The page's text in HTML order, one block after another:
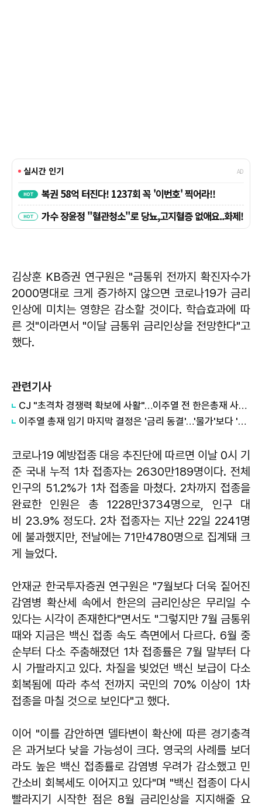
김상훈 KB증권 연구원은 "금통위 전까지 확진자수가
2000명대로 크게 증가하지 않으면 코로나19가 금리
인상에 미치는 영향은 감소할 것이다. 학습효과에 따
른 것"이라면서 "이달 금통위 금리인상을 전망한다"고
했다.
관련기사
CJ "초격차 경쟁력 확보에 사활"…이주열 전 한은총재 사외이사 선임
이주열 총재 임기 마지막 결정은 '금리 동결'…'물가'보다 '경기회복'에 초점
코로나19 예방접종 대응 추진단에 따르면 이날 0시 기
준 국내 누적 1차 접종자는 2630만189명이다. 전체
인구의 51.2%가 1차 접종을 마쳤다. 2차까지 접종을
완료한 인원은 총 1228만3734명으로, 인구 대
비 23.9% 정도다. 2차 접종자는 지난 22일 2241명
에 불과했지만, 전날에는 71만4780명으로 집계돼 크
게 늘었다.
안재균 한국투자증권 연구원은 "7월보다 더욱 짙어진
감염병 확산세 속에서 한은의 금리인상은 무리일 수
있다는 시각이 존재한다"면서도 "그렇지만 7월 금통위
때와 지금은 백신 접종 속도 측면에서 다르다. 6월 중
순부터 다소 주춤해졌던 1차 접종률은 7월 말부터 다
시 가팔라지고 있다. 차질을 빚었던 백신 보급이 다소
회복됨에 따라 추석 전까지 국민의 70% 이상이 1차
접종을 마칠 것으로 보인다"고 했다.
이어 "이를 감안하면 델타변이 확산에 따른 경기충격
은 과거보다 낮을 가능성이 크다. 영국의 사례를 보더
라도 높은 백신 접종률로 감염병 우려가 감소했고 민
간소비 회복세도 이어지고 있다"며 "백신 접종이 다시
빨라지기 시작한 점은 8월 금리인상을 지지해줄 요